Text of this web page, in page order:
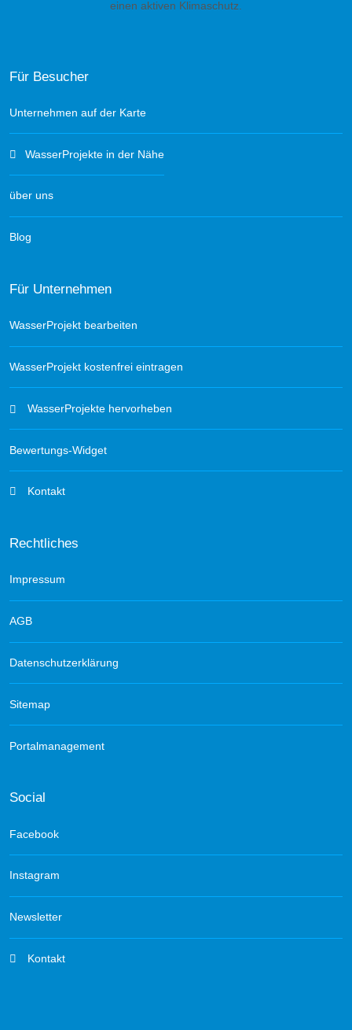
einen aktiven Klimaschutz.
Für Besucher
Unternehmen auf der Karte
WasserProjekte in der Nähe
über uns
Blog
Für Unternehmen
WasserProjekt bearbeiten
WasserProjekt kostenfrei eintragen
WasserProjekte hervorheben
Bewertungs-Widget
Kontakt
Rechtliches
Impressum
AGB
Datenschutzerklärung
Sitemap
Portalmanagement
Social
Facebook
Instagram
Newsletter
Kontakt